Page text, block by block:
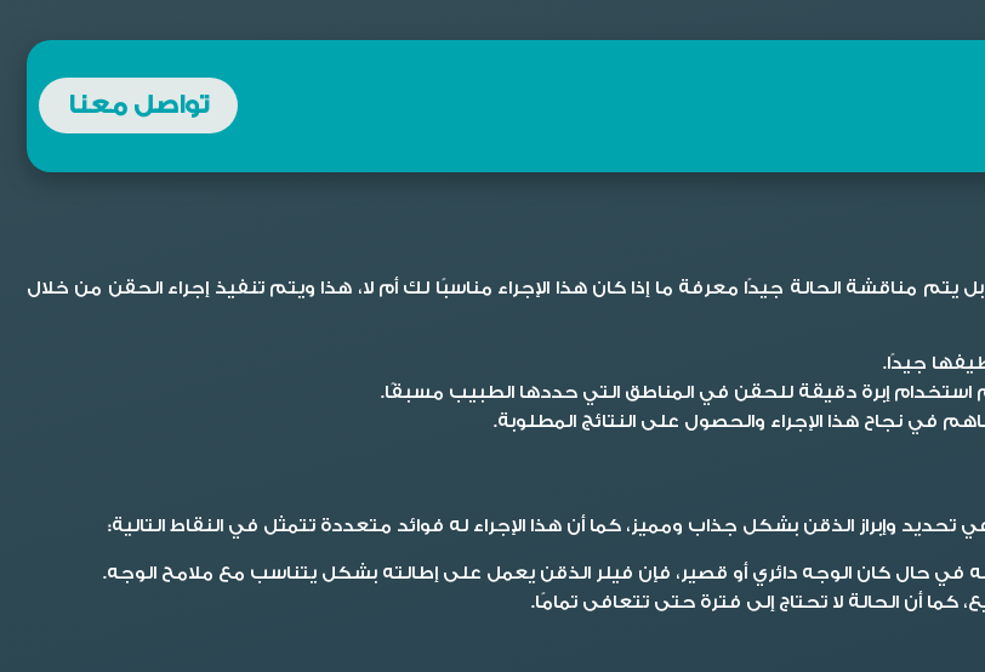
تواصل معنا
يتم مناقشة الحالة جيدًا معرفة ما إذا كان هذا الإجراء مناسبًا لك أم لا، هذا ويتم تنفيذ إجراء الحقن من خلال
جيدًا.
استخدام إبرة دقيقة للحقن في المناطق التي حددها الطبيب مسبقًا.
في نجاح هذا الإجراء والحصول على النتائج المطلوبة.
تحديد وإبراز الذقن بشكل جذاب ومميز، كما أن هذا الإجراء له فوائد متعددة تتمثل في النقاط التالية:
في حال كان الوجه دائري أو قصير، فإن فيلر الذقن يعمل على إطالته بشكل يتناسب مع ملامح الوجه.
كما أن الحالة لا تحتاج إلى فترة حتى تتعافى تمامًا.